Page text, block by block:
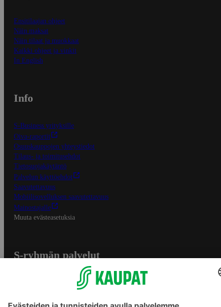
Ensitilaajan ohjeet
Näin maksat
Näin tilaat ja muokkaat
Kaikki ohjeet ja vinkit
In English
Info
S-Business yrityksille
Oiva-raportit
Osuuskauppojen yhteystiedot
Tilaus- ja toimitusehdot
Tietosuojakäytäntö
Palvelun käyttöehdot
Saavutettavuus
Mobiilisovelluksen saavutettavuus
Mainostajalle
Muuta evästeasetuksia
S-ryhmän palvelut